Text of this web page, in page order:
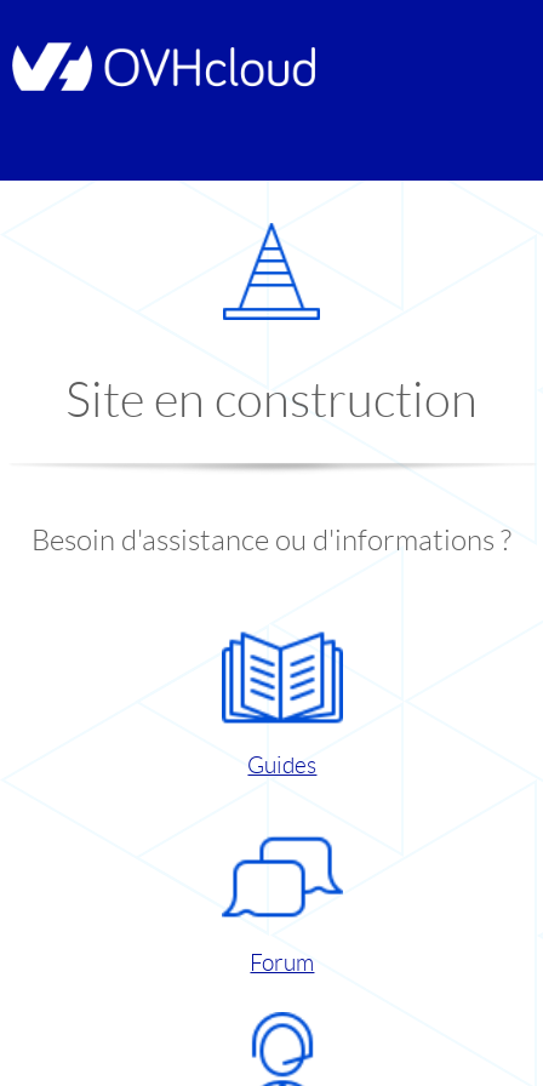
Site en construction
Besoin d'assistance ou d'informations ?
Guides
Forum